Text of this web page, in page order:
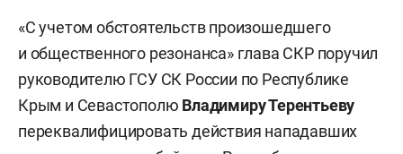
«С учетом обстоятельств произошедшего
и общественного резонанса» глава СКР поручил
руководителю ГСУ СК России по Республике
Крым и Севастополю Владимиру Терентьеву
переквалифицировать действия нападавших